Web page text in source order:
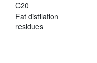
C20
Fat distilation
residues